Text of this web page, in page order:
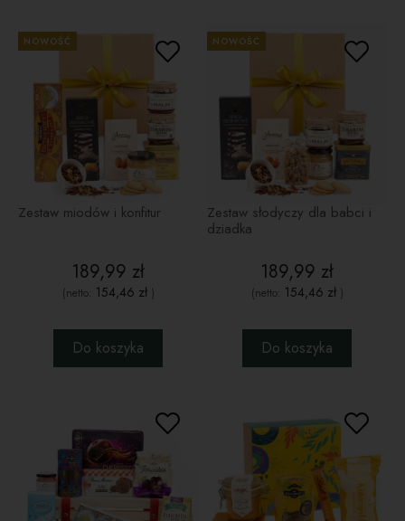
Zestaw miodów i konfitur
189,99 zł
(netto: 154,46 zł)
Do koszyka
NOWOŚĆ
Zestaw słodyczy dla babci i
dziadka
189,99 zł
(netto: 154,46 zł)
Do koszyka
NOWOŚĆ